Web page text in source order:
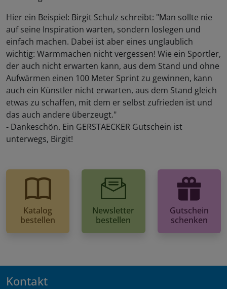
Hier ein Beispiel: Birgit Schulz schreibt: "Man sollte nie
auf seine Inspiration warten, sondern loslegen und
einfach machen. Dabei ist aber eines unglaublich
wichtig: Warmmachen nicht vergessen! Wie ein Sportler,
der auch nicht erwarten kann, aus dem Stand und ohne
Aufwärmen einen 100 Meter Sprint zu gewinnen, kann
auch ein Künstler nicht erwarten, aus dem Stand gleich
etwas zu schaffen, mit dem er selbst zufrieden ist und
das auch andere überzeugt."
- Dankeschön. Ein GERSTAECKER Gutschein ist
unterwegs, Birgit!
Katalog
bestellen
Newsletter
bestellen
Gutschein
schenken
Kontakt